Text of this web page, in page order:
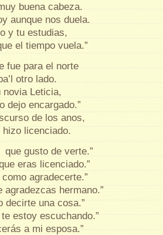
buena cabeza.
aunque nos duela.
y tu estudias,
el tiempo vuela.”
fue para el norte
otro lado.
novia Leticia,
dejo encargado.”
de los anos,
hizo licenciado.
que gusto de verte.”
eras licenciado.”
agradecerte.”
agradezcas hermano.”
decirte una cosa.”
te estoy escuchando.”
a mi esposa.”